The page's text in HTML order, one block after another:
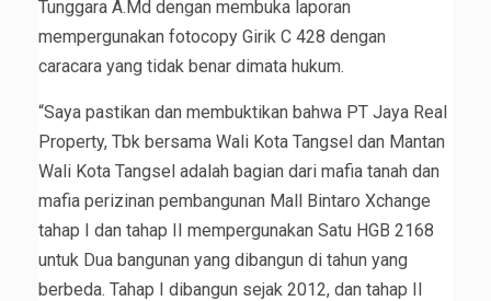
Tunggara A.Md dengan membuka laporan
mempergunakan fotocopy Girik C 428 dengan
caracara yang tidak benar dimata hukum.
“Saya pastikan dan membuktikan bahwa PT Jaya Real
Property, Tbk bersama Wali Kota Tangsel dan Mantan
Wali Kota Tangsel adalah bagian dari mafia tanah dan
mafia perizinan pembangunan Mall Bintaro Xchange
tahap I dan tahap II mempergunakan Satu HGB 2168
untuk Dua bangunan yang dibangun di tahun yang
berbeda. Tahap I dibangun sejak 2012, dan tahap II